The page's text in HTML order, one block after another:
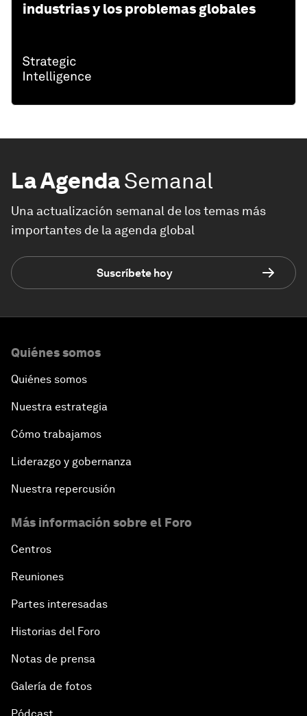
industrias y los problemas globales
La AgendaSemanal
Una actualización semanal de los temas más
importantes de la agenda global
Suscríbete hoy
Quiénes somos
Quiénes somos
Nuestra estrategia
Cómo trabajamos
Liderazgo y gobernanza
Nuestra repercusión
Más información sobre el Foro
Centros
Reuniones
Partes interesadas
Historias del Foro
Notas de prensa
Galería de fotos